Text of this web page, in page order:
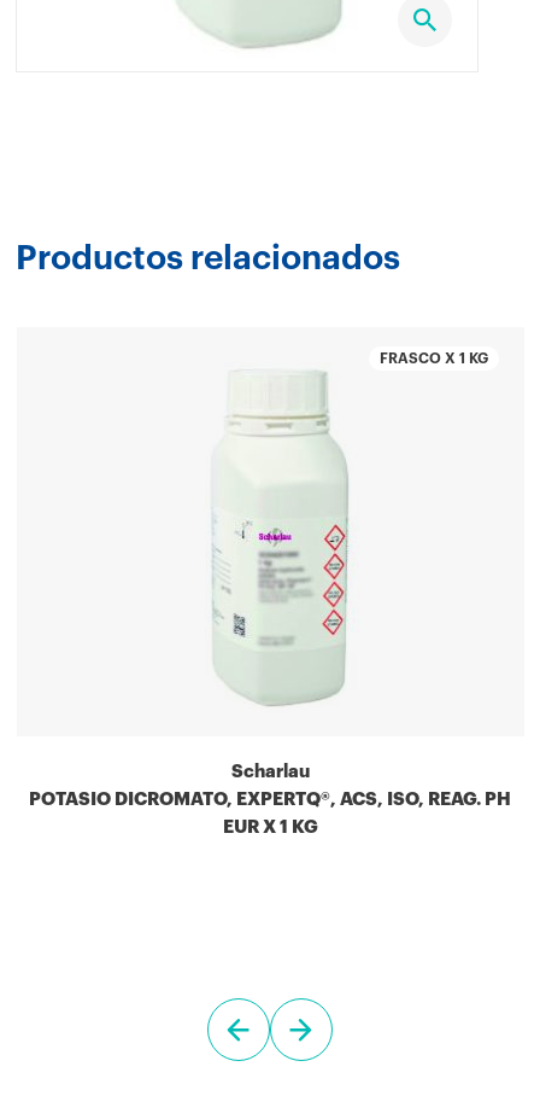
Productos relacionados
FRASCO X 1 KG
Scharlau
POTASIO DICROMATO, EXPERTQ®, ACS, ISO, REAG. PH
EUR X 1 KG